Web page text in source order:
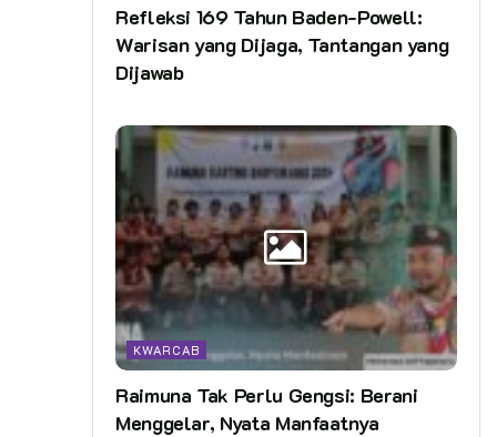
Refleksi 169 Tahun Baden-Powell:
Warisan yang Dijaga, Tantangan yang
Dijawab
KWARCAB
Raimuna Tak Perlu Gengsi: Berani
Menggelar, Nyata Manfaatnya